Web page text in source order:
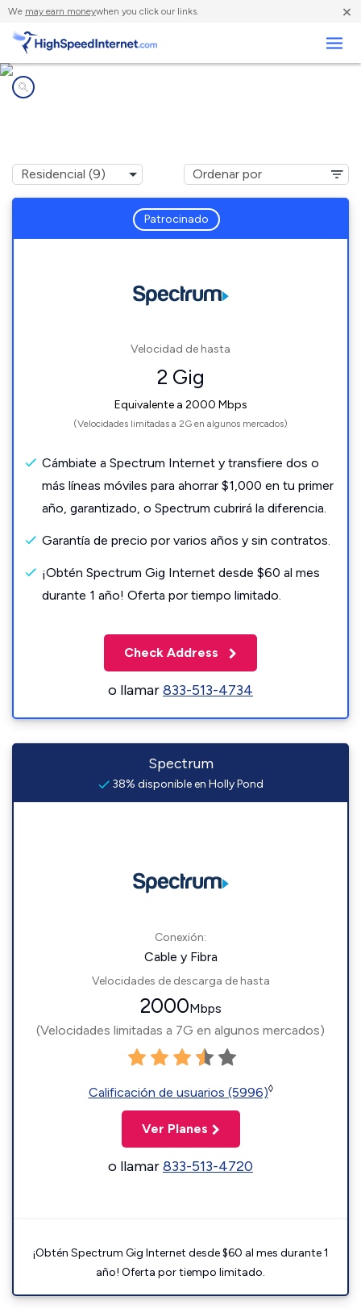
We may earn moneywhen you click our links. ×
Patrocinado
Velocidad de hasta
2 Gig
Equivalente a 2000 Mbps
(Velocidades limitadas a 2G en algunos mercados)
Cámbiate a Spectrum Internet y transfiere dos o
más líneas móviles para ahorrar $1,000 en tu primer
año, garantizado, o Spectrum cubrirá la diferencia.
Garantía de precio por varios años y sin contratos.
¡Obtén Spectrum Gig Internet desde $60 al mes
durante 1 año! Oferta por tiempo limitado.
Check Address
o llamar833-513-4734
Spectrum
38% disponible en Holly Pond
Conexión:
Cable y Fibra
Velocidades de descarga de hasta
2000Mbps
(Velocidades limitadas a 7G en algunos mercados)
Calificación de usuarios (5996)◊
Ver Planes
o llamar833-513-4720
¡Obtén Spectrum Gig Internet desde $60 al mes durante 1
año! Oferta por tiempo limitado.